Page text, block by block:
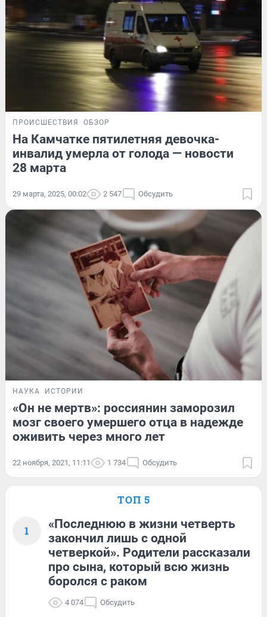
ПРОИСШЕСТВИЯ ОБЗОР
На Камчатке пятилетняя девочка-
инвалид умерла от голода — новости
28 марта
29 марта, 2025, 00:02 2 547 Обсудить
НАУКА ИСТОРИИ
«Он не мертв»: россиянин заморозил
мозг своего умершего отца в надежде
оживить через много лет
22 ноября, 2021, 11:11 1 734 Обсудить
ТОП 5
1
«Последнюю в жизни четверть
закончил лишь с одной
четверкой». Родители рассказали
про сына, который всю жизнь
боролся с раком
4 074 Обсудить